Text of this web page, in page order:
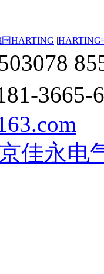
国HARTING |HARTING
3665-
佳永电